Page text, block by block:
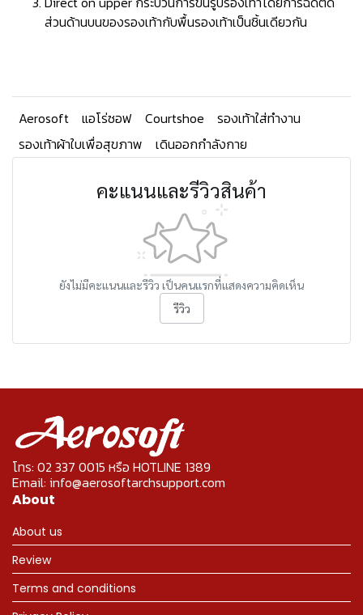
ส่วนด้านบนของรองเท้ากับพื้นรองเท้าเป็นชิ้นเดียวกัน
Aerosoft แอโร่ซอฟ Courtshoe
รองเท้าใส่ทำงาน
รองเท้าผ้าใบเพื่อสุขภาพ
เดินออกกำลังกาย
คะแนนและรีวิวสินค้า
ยังไม่มีคะแนนและรีวิว เป็นคนแรกที่แสดงความคิดเห็น
รีวิว
โทร: 02 337 0015 หรือ HOTLINE 1389
Email: info@aerosoftarchsupport.com
About
About us
Review
Terms and conditions